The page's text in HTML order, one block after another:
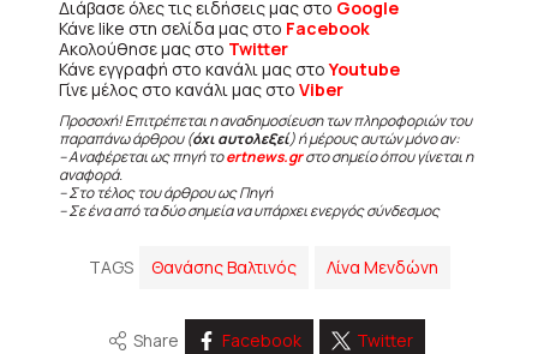
Διάβασε όλες τις ειδήσεις μας στο Google
Κάνε like στη σελίδα μας στο Facebook
Ακολούθησε μας στο Twitter
Κάνε εγγραφή στο κανάλι μας στοYoutube
Γίνε μέλος στο κανάλι μας στο Viber
Προσοχή! Επιτρέπεται η αναδημοσίευση των πληροφοριών του
παραπάνω άρθρου (όχι αυτολεξεί) ή μέρους αυτών μόνο αν:
– Αναφέρεται ως πηγή τοertnews.grστο σημείο όπου γίνεται η
αναφορά.
– Στο τέλος του άρθρου ως Πηγή
– Σε ένα από τα δύο σημεία να υπάρχει ενεργός σύνδεσμος
TAGS Θανάσης Βαλτινός Λίνα Μενδώνη
Share Facebook Twitter